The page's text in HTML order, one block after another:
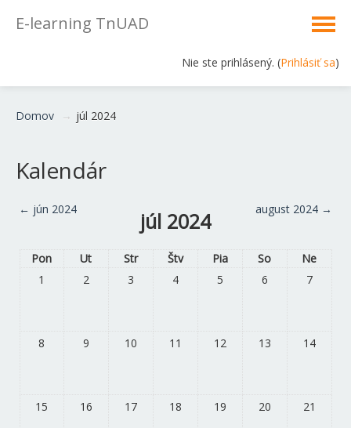
E-learning TnUAD
Nie ste prihlásený. (Prihlásiť sa)
Domov → júl 2024
Kalendár
← jún 2024 júl 2024 august 2024 →
Pon Ut Str Štv Pia So
Ne
1
2 3 4 5 6 7
8 9 10 11 12 13 14
15 16 17 18 19 20 21